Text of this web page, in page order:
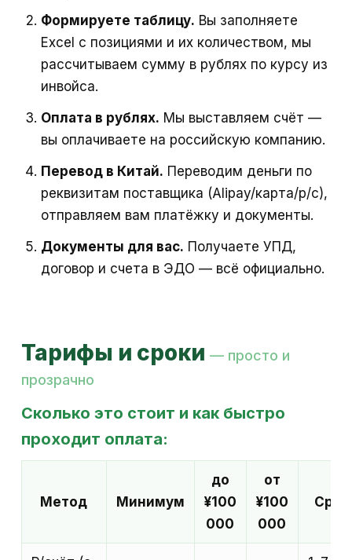
Формируете таблицу. Вы заполняете
Excel с позициями и их количеством, мы
рассчитываем сумму в рублях по курсу из
инвойса.
Оплата в рублях. Мы выставляем счёт —
вы оплачиваете на российскую компанию.
Перевод в Китай. Переводим деньги по
реквизитам поставщика (Alipay/карта/р/с),
отправляем вам платёжку и документы.
Документы для вас. Получаете УПД,
договор и счета в ЭДО — всё официально.
Тарифы и сроки — просто и
прозрачно
Сколько это стоит и как быстро
проходит оплата:
Метод Минимум
до
¥100
000
от
¥100
000
Срок